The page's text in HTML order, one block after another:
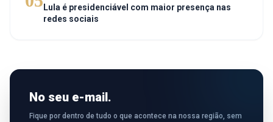
Lula é presidenciável com maior presença nas
redes sociais
No seu e-mail.
Fique por dentro de tudo o que acontece na nossa região, sem